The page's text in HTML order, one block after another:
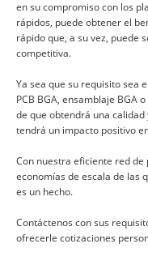
en su compromiso con los
rápidos, puede obtener el
rápido que, a su vez, puede
competitiva.
Ya sea que su requisito sea
PCB BGA, ensamblaje BGA
de que obtendrá una
tendrá un impacto positivo
Con nuestra eficiente red
economías de escala de las
es un hecho.
Contáctenos con sus
ofrecerle cotizaciones